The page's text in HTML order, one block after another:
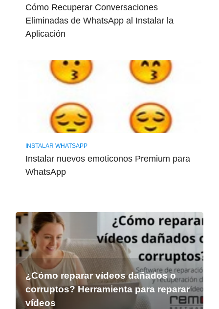
Cómo Recuperar Conversaciones
Eliminadas de WhatsApp al Instalar la
Aplicación
INSTALAR WHATSAPP
Instalar nuevos emoticonos Premium para
WhatsApp
¿Cómo reparar vídeos dañados o
corruptos? Herramienta para reparar
vídeos